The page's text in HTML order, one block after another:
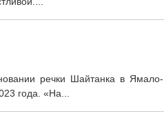
речки Шайтанка в Ямало-
года. «На...